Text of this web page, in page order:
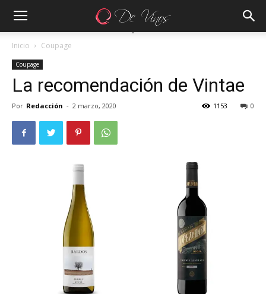
Inicio Coupage
Coupage
La recomendación de Vintae
Por Redacción - 2 marzo, 2020 0
1153